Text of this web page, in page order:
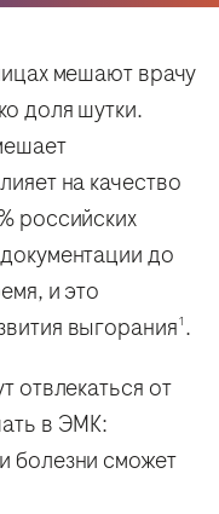
мешают врачу
доля шутки.
на качество
российских
до
и это
выгорания1 .
отвлекаться от
в ЭМК:
болезни сможет